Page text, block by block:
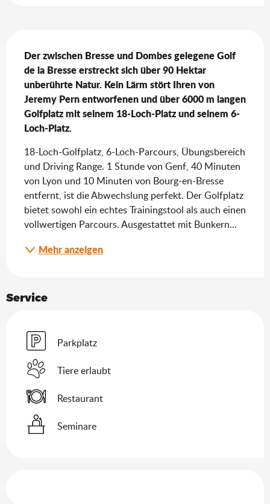
Der zwischen Bresse und Dombes gelegene Golf
de la Bresse erstreckt sich über 90 Hektar
unberührte Natur. Kein Lärm stört Ihren von
Jeremy Pern entworfenen und über 6000 m langen
Golfplatz mit seinem 18-Loch-Platz und seinem 6-
Loch-Platz.
18-Loch-Golfplatz, 6-Loch-Parcours, Übungsbereich
und Driving Range. 1 Stunde von Genf, 40 Minuten
von Lyon und 10 Minuten von Bourg-en-Bresse
entfernt, ist die Abwechslung perfekt. Der Golfplatz
bietet sowohl ein echtes Trainingstool als auch einen
vollwertigen Parcours. Ausgestattet mit Bunkern...
Mehr anzeigen
Service
Parkplatz
Tiere erlaubt
Restaurant
Seminare